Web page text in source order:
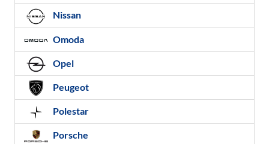
Nissan
Omoda
Opel
Peugeot
Polestar
Porsche